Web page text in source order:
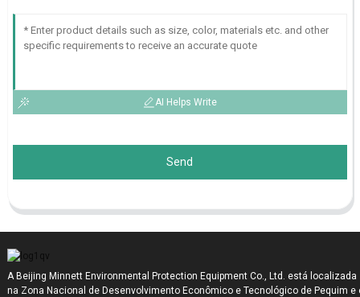
AI Helps Write
Send
A Beijing Minnett Environmental Protection Equipment Co., Ltd. está localizada
na Zona Nacional de Desenvolvimento Econômico e Tecnológico de Pequim e